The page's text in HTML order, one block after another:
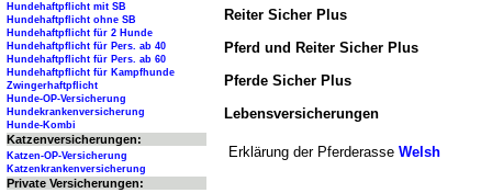
Reiter Sicher Plus
Pferd und Reiter Sicher Plus
Pferde Sicher Plus
Lebensversicherungen
Erklärung der Pferderasse Welsh
Hundehaftpflicht mit SB
Hundehaftpflicht ohne SB
Hundehaftpflicht für 2 Hunde
Hundehaftpflicht für Pers. ab 40
Hundehaftpflicht für Pers. ab 60
Hundehaftpflicht für Kampfhunde
Zwingerhaftpflicht
Hunde-OP-Versicherung
Hundekrankenversicherung
Hunde-Kombi
Katzenversicherungen:
Katzen-OP-Versicherung
Katzenkrankenversicherung
Private Versicherungen: